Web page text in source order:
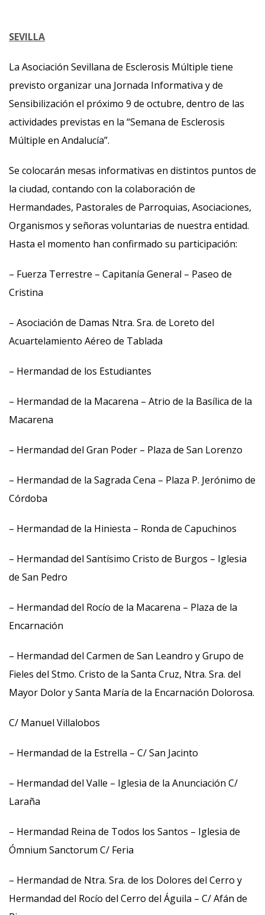
SEVILLA
La Asociación Sevillana de Esclerosis Múltiple tiene
previsto organizar una Jornada Informativa y de
Sensibilización el próximo 9 de octubre, dentro de las
actividades previstas en la “Semana de Esclerosis
Múltiple en Andalucía”.
Se colocarán mesas informativas en distintos puntos de
la ciudad, contando con la colaboración de
Hermandades, Pastorales de Parroquias, Asociaciones,
Organismos y señoras voluntarias de nuestra entidad.
Hasta el momento han confirmado su participación:
– Fuerza Terrestre – Capitanía General – Paseo de
Cristina
– Asociación de Damas Ntra. Sra. de Loreto del
Acuartelamiento Aéreo de Tablada
– Hermandad de los Estudiantes
– Hermandad de la Macarena – Atrio de la Basílica de la
Macarena
– Hermandad del Gran Poder – Plaza de San Lorenzo
– Hermandad de la Sagrada Cena – Plaza P. Jerónimo de
Córdoba
– Hermandad de la Hiniesta – Ronda de Capuchinos
– Hermandad del Santísimo Cristo de Burgos – Iglesia
de San Pedro
– Hermandad del Rocío de la Macarena – Plaza de la
Encarnación
– Hermandad del Carmen de San Leandro y Grupo de
Fieles del Stmo. Cristo de la Santa Cruz, Ntra. Sra. del
Mayor Dolor y Santa María de la Encarnación Dolorosa.
C/ Manuel Villalobos
– Hermandad de la Estrella – C/ San Jacinto
– Hermandad del Valle – Iglesia de la Anunciación C/
Laraña
– Hermandad Reina de Todos los Santos – Iglesia de
Ómnium Sanctorum C/ Feria
– Hermandad de Ntra. Sra. de los Dolores del Cerro y
Hermandad del Rocío del Cerro del Águila – C/ Afán de